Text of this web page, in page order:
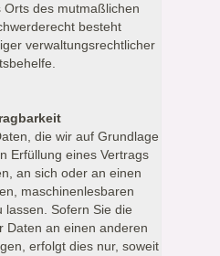
Orts des mutmaßlichen
besteht
verwaltungsrechtlicher
die wir auf Grundlage
Erfüllung eines Vertrags
an sich oder an einen
maschinenlesbaren
lassen. Sofern Sie die
Daten an einen anderen
erfolgt dies nur, soweit